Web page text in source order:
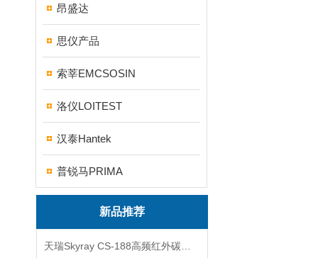
昂盛达
思仪产品
索莘EMCSOSIN
洛仪LOITEST
汉泰Hantek
普锐马PRIMA
新品推荐